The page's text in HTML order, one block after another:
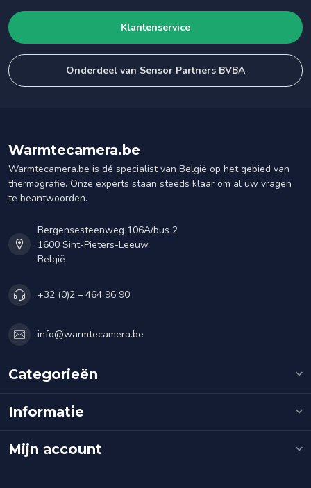
Klantenservice
Onderdeel van Sensor Partners BVBA
Warmtecamera.be
Warmtecamera.be is dé specialist van België op het gebied van
thermografie. Onze experts staan steeds klaar om al uw vragen
te beantwoorden.
Bergensesteenweg 106A/bus 2
1600 Sint-Pieters-Leeuw
België
+32 (0)2 – 464 96 90
info@warmtecamera.be
Categorieën
Informatie
Mijn account